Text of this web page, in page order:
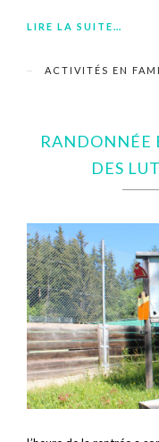
LIRE LA SUITE…
ACTIVITÉS EN
RANDONNÉE
DES